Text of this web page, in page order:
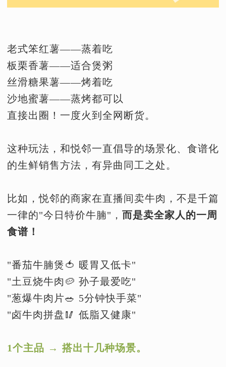
老式笨红薯——蒸着吃
板栗香薯——适合煲粥
丝滑糖果薯——烤着吃
沙地蜜薯——蒸烤都可以
直接出圈！一度火到全网断货。
这种玩法，和悦邻一直倡导的场景化、食谱化
的生鲜销售方法，有异曲同工之处。
比如，悦邻的商家在直播间卖牛肉，不是千篇
一律的"今日特价牛腩"， 而是卖全家人的一周
食谱！
"番茄牛腩煲🍅 暖胃又低卡"
"土豆烧牛肉🥔 孙子最爱吃"
"葱爆牛肉片🥗 5分钟快手菜"
"卤牛肉拼盘🥢 低脂又健康"
1个主品 → 搭出十几种场景。